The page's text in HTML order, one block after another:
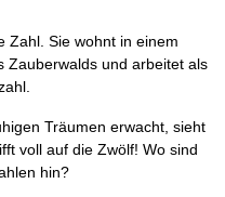
Zahl. Sie wohnt in einem
Zauberwalds und arbeitet als
Träumen erwacht, sieht
voll auf die Zwölf! Wo sind
hin?